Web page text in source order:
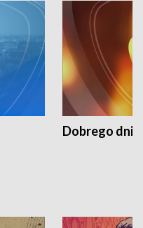
Dobrego dnia